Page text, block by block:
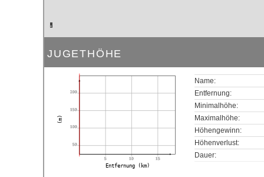
JUGETHÖHE
50
100
150
200
5 10 15
Entfernung (km)
(m)
Name:
Entfernung:
Minimalhöhe:
Maximalhöhe:
Höhengewinn:
Höhenverlust:
Dauer: